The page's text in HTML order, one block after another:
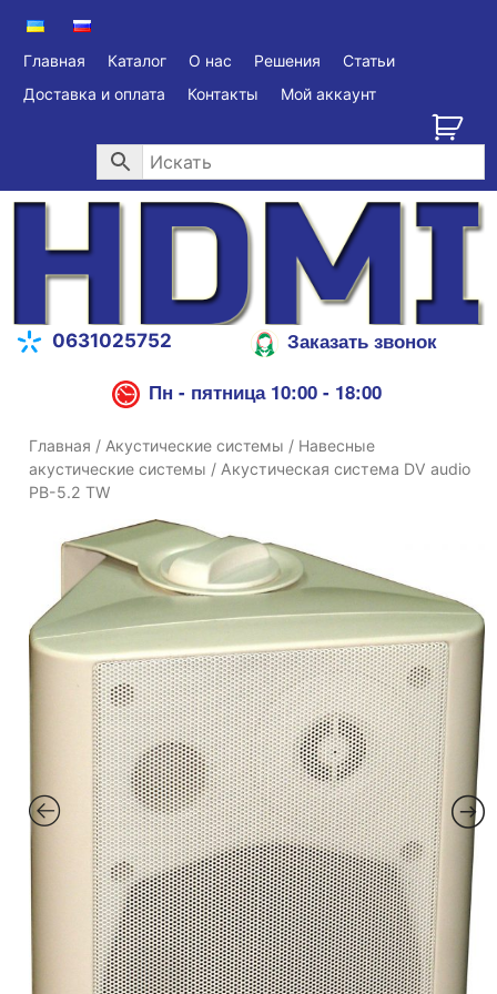
Главная Каталог О нас Решения
Статьи
Доставка и оплата
Контакты Мой аккаунт
0631025752
Заказать звонок
Пн - пятница 10:00 - 18:00
Главная / Акустические системы / Навесные
акустические системы / Акустическая система DV audio
PB-5.2 TW